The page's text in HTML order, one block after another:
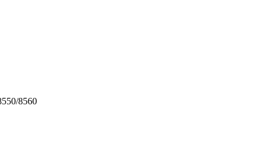
8560